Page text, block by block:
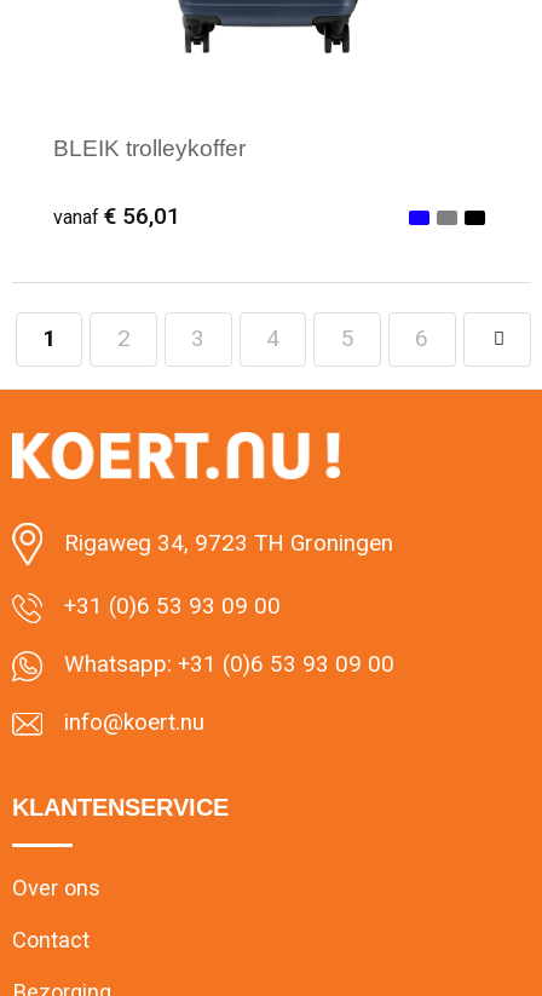
BLEIK trolleykoffer
vanaf € 56,01
Minimale afname: 10
1 2 3 4 5 6
Rigaweg 34, 9723 TH Groningen
+31 (0)6 53 93 09 00
Whatsapp: +31 (0)6 53 93 09 00
info@koert.nu
KLANTENSERVICE
Over ons
Contact